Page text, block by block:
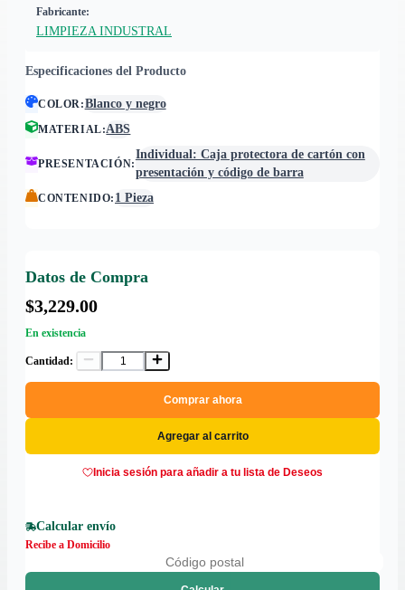
Fabricante:
LIMPIEZA INDUSTRAL
Especificaciones del Producto
COLOR:Blanco y negro
MATERIAL:ABS
PRESENTACIÓN:
Individual: Caja protectora de cartón con
presentación y código de barra
CONTENIDO: 1 Pieza
Datos de Compra
$3,229.00
En existencia
Cantidad:
Comprar ahora
Agregar al carrito
Inicia sesión para añadir a tu lista de Deseos
Calcular envío
Recibe a Domicilio